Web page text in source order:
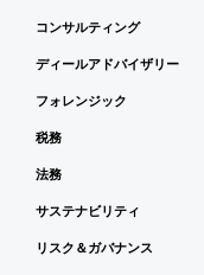
コンサルティング
ディールアドバイザリー
フォレンジック
税務
法務
サステナビリティ
リスク＆ガバナンス